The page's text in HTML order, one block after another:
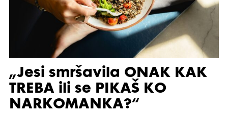
„Jesi smršavila ONAK KAK
TREBA ili se PIKAŠ KO
NARKOMANKA?“